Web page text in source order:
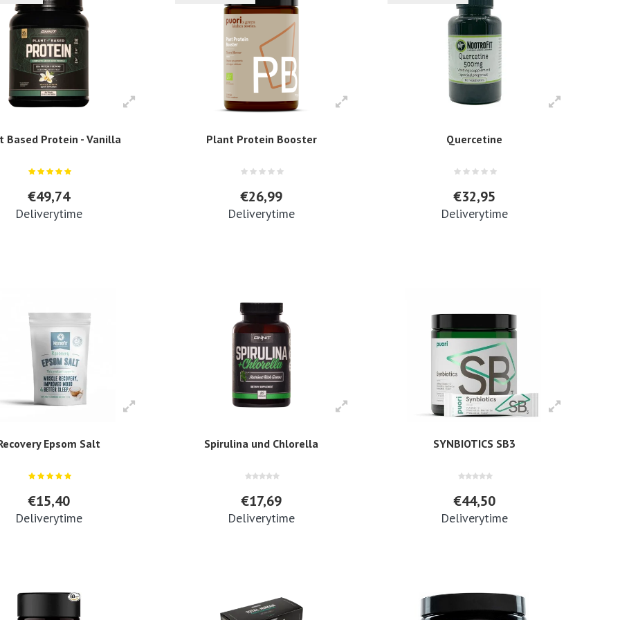
Based Protein - Vanilla
€49,74
Deliverytime
Plant Protein Booster
€26,99
Deliverytime
Quercetine
€32,95
Deliverytime
Epsom Salt
€15,40
Deliverytime
Spirulina und Chlorella
€17,69
Deliverytime
SYNBIOTICS SB3
€44,50
Deliverytime